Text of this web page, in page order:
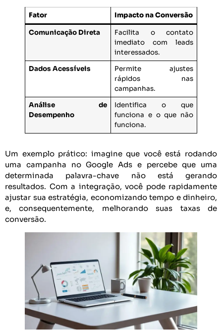
Fator Impacto na Conversão
Comunicação Direta
Facilita o contato
imediato com leads
interessados.
Dados Acessíveis
Permite ajustes
rápidos nas
campanhas.
Análise de
Desempenho
Identifica o que
funciona e o que não
funciona.
Um exemplo prático: imagine que você está rodando
uma campanha no Google Ads e percebe que uma
determinada palavra-chave não está gerando
resultados. Com a integração, você pode rapidamente
ajustar sua estratégia, economizando tempo e dinheiro,
e, consequentemente, melhorando suas taxas de
conversão.